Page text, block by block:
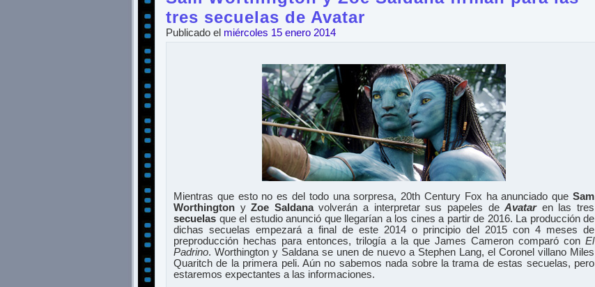
tres secuelas de Avatar
Publicado el miércoles 15 enero 2014
Mientras que esto no es del todo una sorpresa, 20th Century Fox ha anunciado que Sam
Worthington yZoe Saldanavolverán a interpretar sus papeles deAvataren las tres
secuelas que el estudio anunció que llegarían a los cines a partir de 2016. La producción de
dichas secuelas empezará a final de este 2014 o principio del 2015 con 4 meses de
preproducción hechas para entonces, trilogía a la que James Cameron comparó con El
Padrino. Worthington y Saldana se unen de nuevo a Stephen Lang, el Coronel villano Miles
Quaritch de la primera peli. Aún no sabemos nada sobre la trama de estas secuelas, pero
estaremos expectantes a las informaciones.